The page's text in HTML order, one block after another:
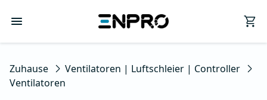
Zuhause
Ventilatoren | Luftschleier | Controller
Ventilatoren